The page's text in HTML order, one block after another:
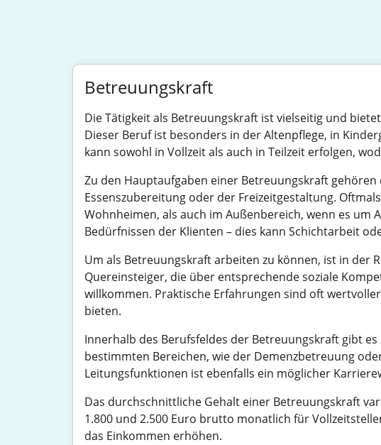
Betreuungskraft
Die Tätigkeit als Betreuungskraft ist vielseitig und
Dieser Beruf ist besonders in der Altenpflege, in
kann sowohl in Vollzeit als auch in Teilzeit erfolgen,
Zu den Hauptaufgaben einer Betreuungskraft
Essenszubereitung oder der Freizeitgestaltung.
Wohnheimen, als auch im Außenbereich, wenn es um
Bedürfnissen der Klienten – dies kann Schichtarbeit
Um als Betreuungskraft arbeiten zu können, ist in der
Quereinsteiger, die über entsprechende soziale
willkommen. Praktische Erfahrungen sind oft
bieten.
Innerhalb des Berufsfeldes der Betreuungskraft gibt
bestimmten Bereichen, wie der Demenzbetreuung
Leitungsfunktionen ist ebenfalls ein möglicher
Das durchschnittliche Gehalt einer Betreuungskraft
1.800 und 2.500 Euro brutto monatlich für
das Einkommen erhöhen.